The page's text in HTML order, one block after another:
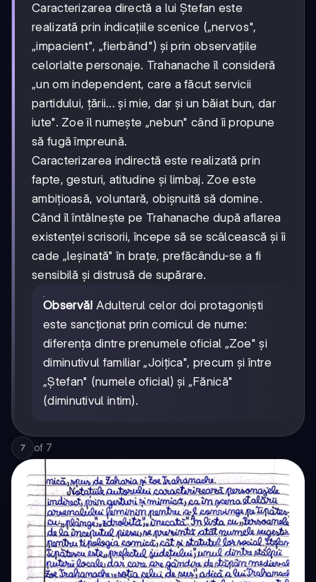
Caracterizarea directă a lui Ștefan este
realizată prin indicațiile scenice („nervos",
„impacient", „fierbând") și prin observațiile
celorlalte personaje. Trahanache îl consideră
„un om independent, care a făcut servicii
partidului, țării... și mie, dar și un băiat bun, dar
iute". Zoe îl numește „nebun" când îi propune
să fugă împreună.
Caracterizarea indirectă este realizată prin
fapte, gesturi, atitudine și limbaj. Zoe este
ambițioasă, voluntară, obișnuită să domine.
Când îl întâlnește pe Trahanache după aflarea
existenței scrisorii, începe să se scâlcească și îi
cade „leșinată" în brațe, prefăcându-se a fi
sensibilă și distrusă de supărare.
Observă! Adulterul celor doi protagoniști
este sancționat prin comicul de nume:
diferența dintre prenumele oficial „Zoe" și
diminutivul familiar „Joițica", precum și între
„Ștefan" (numele oficial) și „Fănică"
(diminutivul intim).
7 of 7